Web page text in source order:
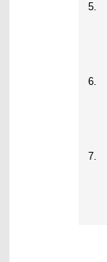
5.
6.
7.